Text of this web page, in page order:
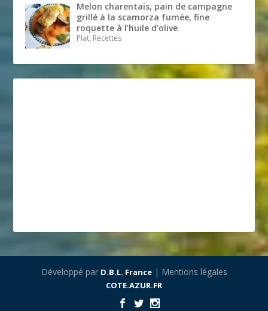
Melon charentais, pain de campagne
grillé à la scamorza fumée, fine
roquette à l’huile d’olive
Plat, Recettes
Développé par D.B.L. France| Mentions légales
COTE.AZUR.FR